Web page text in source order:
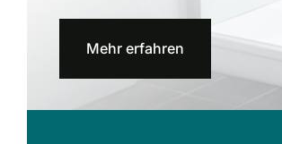
Mehr erfahren